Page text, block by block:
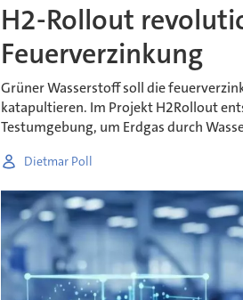
H2-Rollout
Feuerverzinkung
Grüner Wasserstoff soll die
katapultieren. Im Projekt H2Rollout
Testumgebung, um Erdgas durch
Dietmar Poll